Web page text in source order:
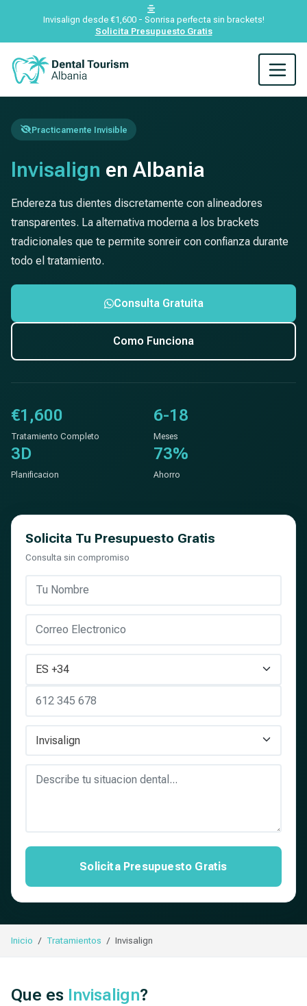
Invisalign desde €1,600 - Sonrisa perfecta sin brackets!
Solicita Presupuesto Gratis
Practicamente Invisible
Invisalign en Albania
Endereza tus dientes discretamente con alineadores
transparentes. La alternativa moderna a los brackets
tradicionales que te permite sonreir con confianza durante
todo el tratamiento.
Consulta Gratuita
Como Funciona
€1,600
Tratamiento Completo
6-18
Meses
3D
Planificacion
73%
Ahorro
Solicita Tu Presupuesto Gratis
Consulta sin compromiso
Solicita Presupuesto Gratis
Inicio Tratamientos Invisalign
Que es Invisalign?